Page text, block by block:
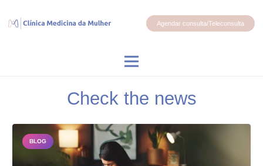
Agendar consulta/Teleconsulta
Check the news
BLOG